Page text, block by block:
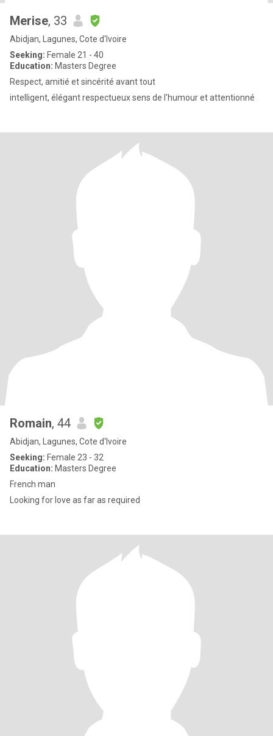
Merise, 33
Abidjan, Lagunes, Cote d'Ivoire
Seeking: Female 21 - 40
Education: Masters Degree
Respect, amitié et sincérité avant tout
intelligent, élégant respectueux sens de l'humour et attentionné
Romain, 44
Abidjan, Lagunes, Cote d'Ivoire
Seeking: Female 23 - 32
Education: Masters Degree
French man
Looking for love as far as required